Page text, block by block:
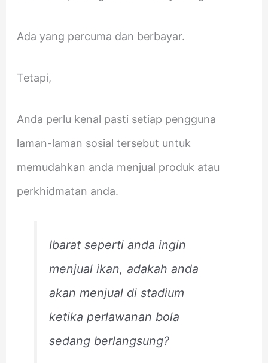
Ada yang percuma dan berbayar.
Tetapi,
Anda perlu kenal pasti setiap pengguna
laman-laman sosial tersebut untuk
memudahkan anda menjual produk atau
perkhidmatan anda.
Ibarat seperti anda ingin
menjual ikan, adakah anda
akan menjual di stadium
ketika perlawanan bola
sedang berlangsung?